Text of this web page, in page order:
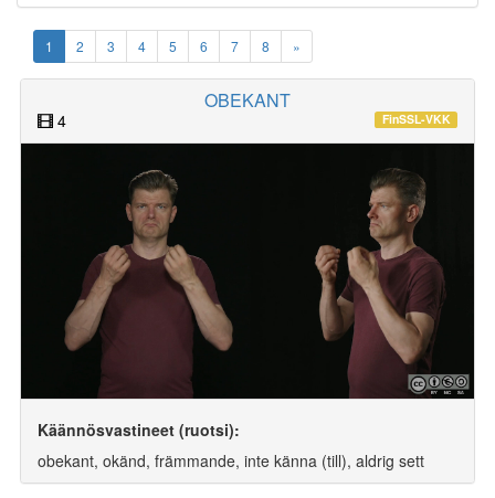
1 2 3 4 5 6 7 8 »
OBEKANT
4 FinSSL-VKK
Käännösvastineet (ruotsi):
obekant, okänd, främmande, inte känna (till), aldrig sett